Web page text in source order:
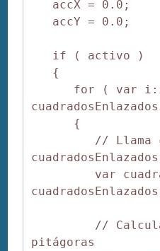
accX = 0.0;
accY = 0.0;
if ( activo )
{
for ( var
{
// Llama
var
// Calcula
pitágoras